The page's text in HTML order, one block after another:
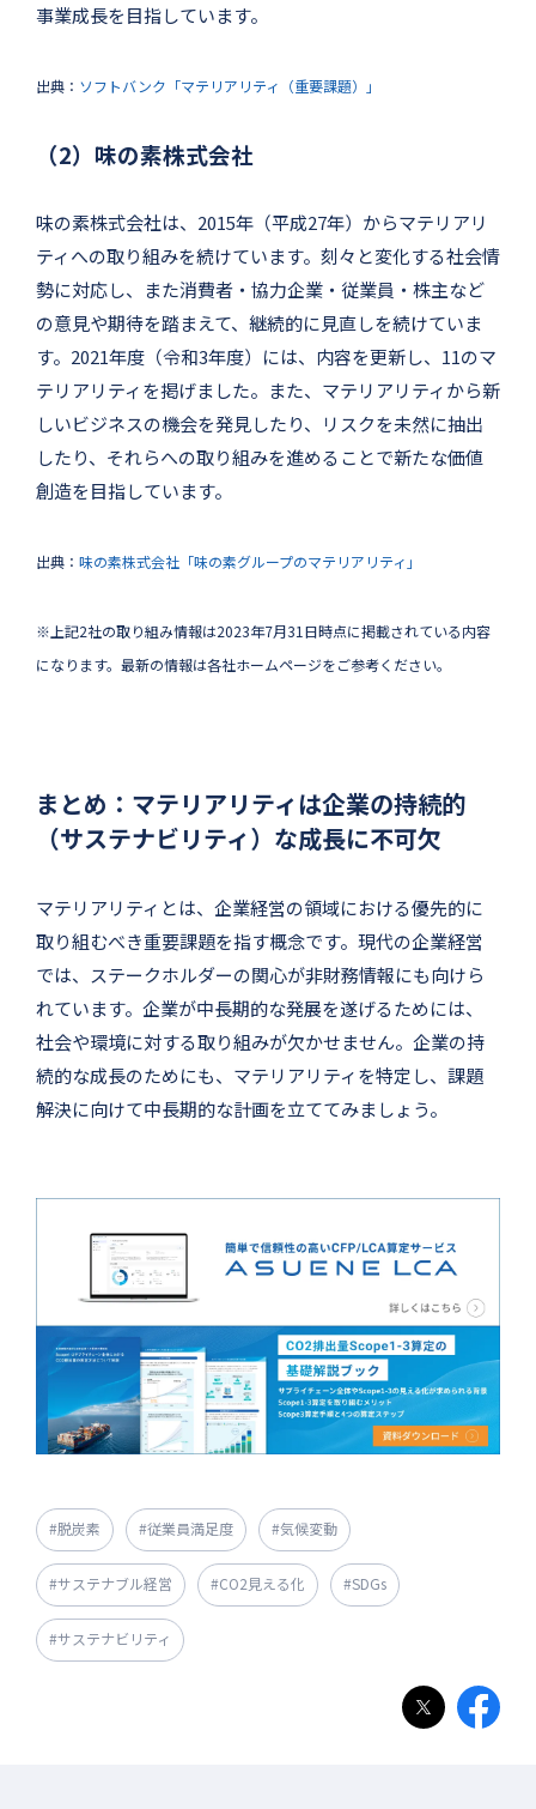
事業成長を目指しています。
出典： ソフトバンク「マテリアリティ（重要課題）」
（2）味の素株式会社
味の素株式会社は、2015年（平成27年）からマテリアリ
ティへの取り組みを続けています。刻々と変化する社会情
勢に対応し、また消費者・協力企業・従業員・株主など
の意見や期待を踏まえて、継続的に見直しを続けていま
す。2021年度（令和3年度）には、内容を更新し、11のマ
テリアリティを掲げました。また、マテリアリティから新
しいビジネスの機会を発見したり、リスクを未然に抽出
したり、それらへの取り組みを進めることで新たな価値
創造を目指しています。
出典： 味の素株式会社「味の素グループのマテリアリティ」
※上記2社の取り組み情報は2023年7月31日時点に掲載されている内容
になります。最新の情報は各社ホームページをご参考ください。
まとめ：マテリアリティは企業の持続的
（サステナビリティ）な成長に不可欠
マテリアリティとは、企業経営の領域における優先的に
取り組むべき重要課題を指す概念です。現代の企業経営
では、ステークホルダーの関心が非財務情報にも向けら
れています。企業が中長期的な発展を遂げるためには、
社会や環境に対する取り組みが欠かせません。企業の持
続的な成長のためにも、マテリアリティを特定し、課題
解決に向けて中長期的な計画を立ててみましょう。
#脱炭素 #従業員満足度 #気候変動
#サステナブル経営 #CO2見える化 #SDGs
#サステナビリティ